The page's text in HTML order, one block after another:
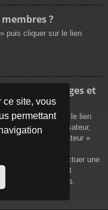
ce site, vous
permettant
?
puis cliquer sur le lien
messages et
soit en cliquant sur le lien
contrôle de l’utilisateur,
de l’utilisateur »
sur le menu
forum. Pour effectuer une
avancée et
sont disponibles.